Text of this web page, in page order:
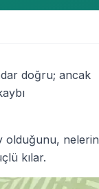
doğru; ancak
olduğunu, nelerin
kılar.